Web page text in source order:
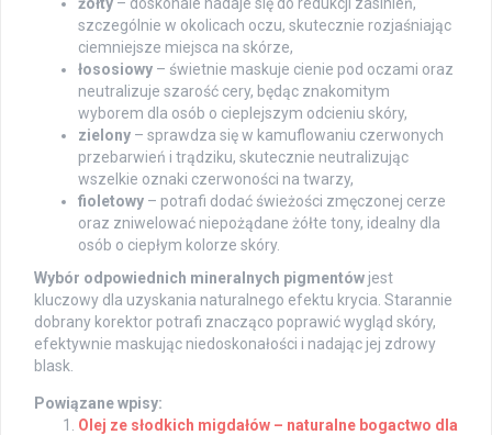
szczególnie w okolicach oczu, skutecznie rozjaśniając
ciemniejsze miejsca na skórze,
łososiowy – świetnie maskuje cienie pod oczami oraz
neutralizuje szarość cery, będąc znakomitym
wyborem dla osób o cieplejszym odcieniu skóry,
zielony – sprawdza się w kamuflowaniu czerwonych
przebarwień i trądziku, skutecznie neutralizując
wszelkie oznaki czerwoności na twarzy,
fioletowy – potrafi dodać świeżości zmęczonej cerze
oraz zniwelować niepożądane żółte tony, idealny dla
osób o ciepłym kolorze skóry.
Wybór odpowiednich mineralnych pigmentów jest
kluczowy dla uzyskania naturalnego efektu krycia. Starannie
dobrany korektor potrafi znacząco poprawić wygląd skóry,
efektywnie maskując niedoskonałości i nadając jej zdrowy
blask.
Powiązane wpisy:
Olej ze słodkich migdałów – naturalne bogactwo dla